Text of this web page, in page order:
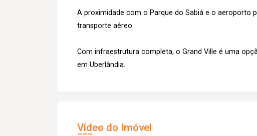
A proximidade com o Parque do Sabiá e o aeroporto
transporte aéreo.
Com infraestrutura completa, o Grand Ville é uma
em Uberlândia.
Vídeo do Imóvel